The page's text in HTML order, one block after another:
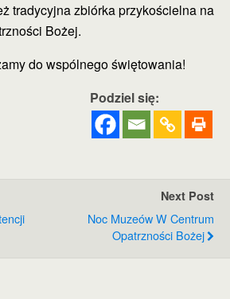
tradycyjna zbiórka przykościelna na
Bożej.
do wspólnego świętowania!
Podziel się:
Next Post
Noc Muzeów W Centrum
Opatrzności Bożej